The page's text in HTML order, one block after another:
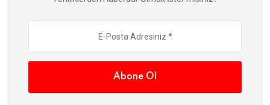
Abone Ol